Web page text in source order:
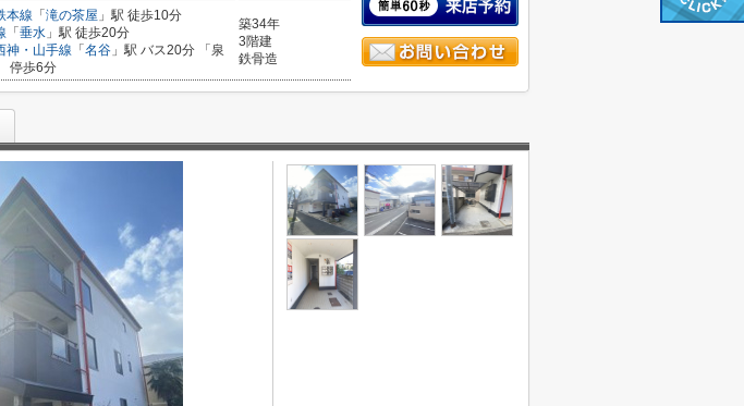
本線 「 滝の茶屋 」駅 徒歩10分
「 垂水 」駅 徒歩20分
神・山手線 「 名谷 」駅 バス20分 「泉
停歩6分
築34年
3階建
鉄骨造